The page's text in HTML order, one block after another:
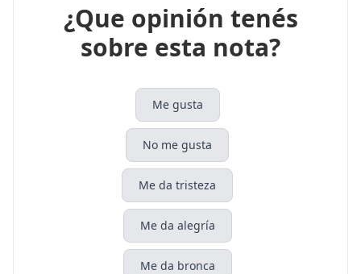
¿Que opinión tenés
sobre esta nota?
Me gusta
No me gusta
Me da tristeza
Me da alegría
Me da bronca